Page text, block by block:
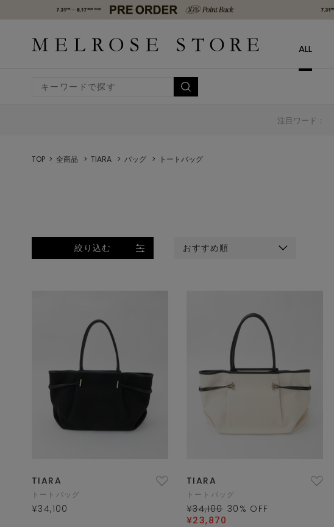
ALL
注目ワード：
TOP 全商品 TIARA バッグ トートバッグ
絞り込む おすすめ順
TIARA
トートバッグ
¥34,100
TIARA
トートバッグ
¥34,100 30 % OFF
¥23,870